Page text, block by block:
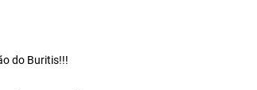
do Buritis!!!